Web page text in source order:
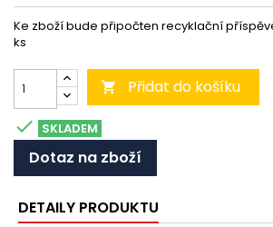
Ke zboží bude připočten recyklační
ks
 Přidat do košíku
 SKLADEM
Dotaz na zboží
DETAILY PRODUKTU